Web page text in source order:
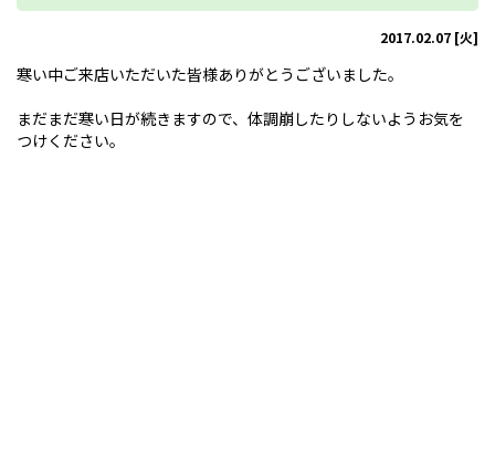
2017.02.07 [火]
寒い中ご来店いただいた皆様ありがとうございました。
まだまだ寒い日が続きますので、体調崩したりしないようお気を
つけください。